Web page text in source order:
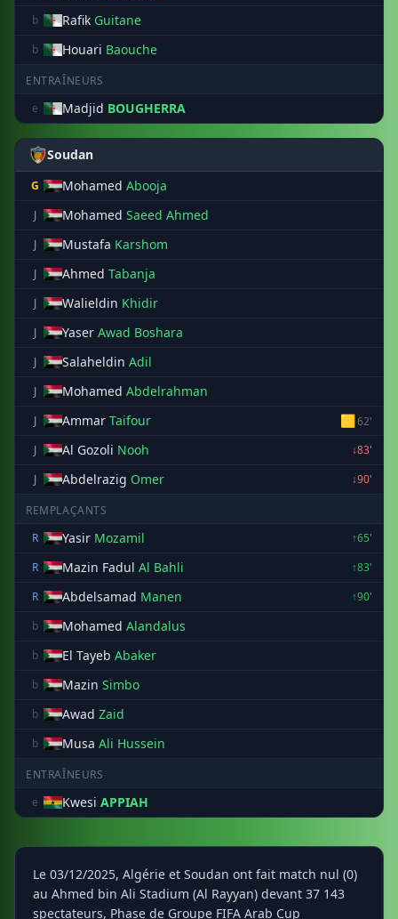
b Rafik Guitane
b Houari Baouche
ENTRAÎNEURS
e
Madjid BOUGHERRA
Soudan
G Mohamed Abooja
J Mohamed Saeed Ahmed
J Mustafa Karshom
J Ahmed Tabanja
J Walieldin Khidir
J Yaser Awad Boshara
J Salaheldin Adil
J Mohamed Abdelrahman
J Ammar Taifour 🟨62'
J
Al Gozoli Nooh
↓83'
J
Abdelrazig Omer ↓90'
REMPLAÇANTS
R
Yasir Mozamil
↑65'
R
Mazin Fadul Al Bahli
↑83'
R
Abdelsamad Manen
↑90'
b
Mohamed Alandalus
b El Tayeb Abaker
b Mazin Simbo
b Awad Zaid
b Musa Ali Hussein
ENTRAÎNEURS
e
Kwesi APPIAH
Le 03/12/2025, Algérie et Soudan ont fait match nul (0)
au Ahmed bin Ali Stadium (Al Rayyan) devant 37 143
spectateurs, Phase de Groupe FIFA Arab Cup